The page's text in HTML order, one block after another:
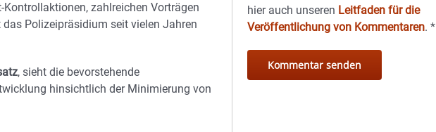
zahlreichen Vorträgen
Polizeipräsidium seit vielen Jahren
, sieht die bevorstehende
hinsichtlich der Minimierung von
hier auch unseren Leitfaden für die
Veröffentlichung von Kommentaren.*